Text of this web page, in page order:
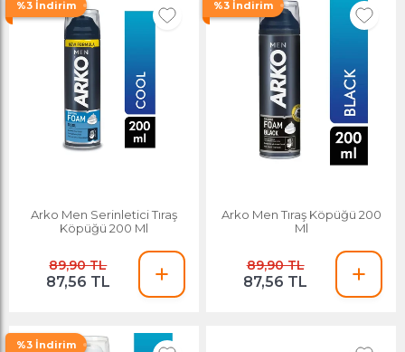
%3 İndirim
Arko Men Serinletici Tıraş
Köpüğü 200 Ml
89,90 TL
87,56 TL
%3 İndirim
Arko Men Tıraş Köpüğü 200
Ml
89,90 TL
87,56 TL
%3 İndirim